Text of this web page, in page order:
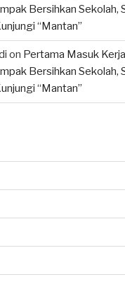
Bersihkan Sekolah,
“Mantan”
on Pertama Masuk
Bersihkan Sekolah,
“Mantan”